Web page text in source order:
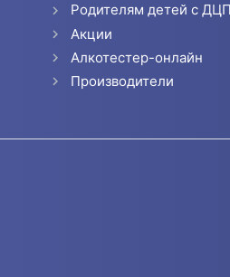
Родителям детей с ДЦП
Акции
Алкотестер-онлайн
Производители